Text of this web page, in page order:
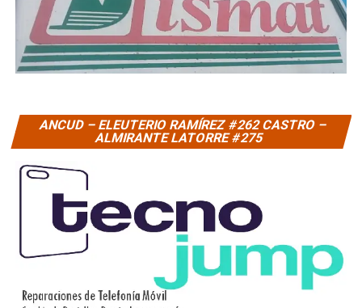
ANCUD – ELEUTERIO RAMÍREZ #262 CASTRO –
ALMIRANTE LATORRE #275